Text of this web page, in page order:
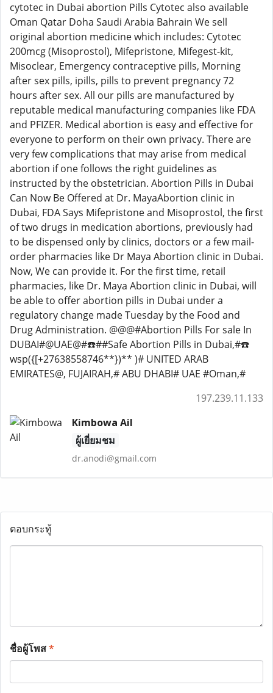
cytotec in Dubai abortion Pills Cytotec also available
Oman Qatar Doha Saudi Arabia Bahrain We sell
original abortion medicine which includes: Cytotec
200mcg (Misoprostol), Mifepristone, Mifegest-kit,
Misoclear, Emergency contraceptive pills, Morning
after sex pills, ipills, pills to prevent pregnancy 72
hours after sex. All our pills are manufactured by
reputable medical manufacturing companies like FDA
and PFIZER. Medical abortion is easy and effective for
everyone to perform on their own privacy. There are
very few complications that may arise from medical
abortion if one follows the right guidelines as
instructed by the obstetrician. Abortion Pills in Dubai
Can Now Be Offered at Dr. MayaAbortion clinic in
Dubai, FDA Says Mifepristone and Misoprostol, the first
of two drugs in medication abortions, previously had
to be dispensed only by clinics, doctors or a few mail-
order pharmacies like Dr Maya Abortion clinic in Dubai.
Now, We can provide it. For the first time, retail
pharmacies, like Dr. Maya Abortion clinic in Dubai, will
be able to offer abortion pills in Dubai under a
regulatory change made Tuesday by the Food and
Drug Administration. @@@#Abortion Pills For sale In
DUBAI#@UAE@#☎️##Safe Abortion Pills in Dubai,#☎️
wsp({[+27638558746**})** )# UNITED ARAB
EMIRATES@, FUJAIRAH,# ABU DHABI# UAE #Oman,#
197.239.11.133
Kimbowa Ail
ผู้เยี่ยมชม
dr.anodi@gmail.com
ตอบกระทู้
ชื่อผู้โพส*